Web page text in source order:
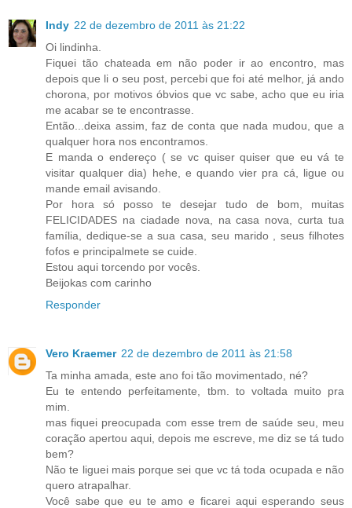
Indy 22 de dezembro de 2011 às 21:22
Oi lindinha.
Fiquei tão chateada em não poder ir ao encontro, mas
depois que li o seu post, percebi que foi até melhor, já ando
chorona, por motivos óbvios que vc sabe, acho que eu iria
me acabar se te encontrasse.
Então...deixa assim, faz de conta que nada mudou, que a
qualquer hora nos encontramos.
E manda o endereço ( se vc quiser quiser que eu vá te
visitar qualquer dia) hehe, e quando vier pra cá, ligue ou
mande email avisando.
Por hora só posso te desejar tudo de bom, muitas
FELICIDADES na ciadade nova, na casa nova, curta tua
família, dedique-se a sua casa, seu marido , seus filhotes
fofos e principalmete se cuide.
Estou aqui torcendo por vocês.
Beijokas com carinho
Responder
Vero Kraemer 22 de dezembro de 2011 às 21:58
Ta minha amada, este ano foi tão movimentado, né?
Eu te entendo perfeitamente, tbm. to voltada muito pra
mim.
mas fiquei preocupada com esse trem de saúde seu, meu
coração apertou aqui, depois me escreve, me diz se tá tudo
bem?
Não te liguei mais porque sei que vc tá toda ocupada e não
quero atrapalhar.
Você sabe que eu te amo e ficarei aqui esperando seus